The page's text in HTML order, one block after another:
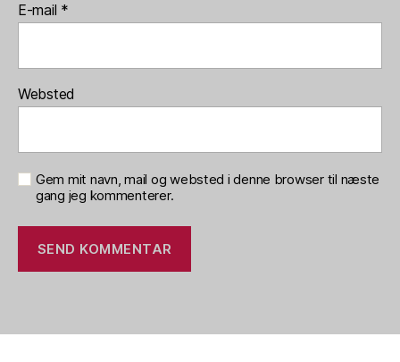
E-mail *
Websted
Gem mit navn, mail og websted i denne browser til næste
gang jeg kommenterer.